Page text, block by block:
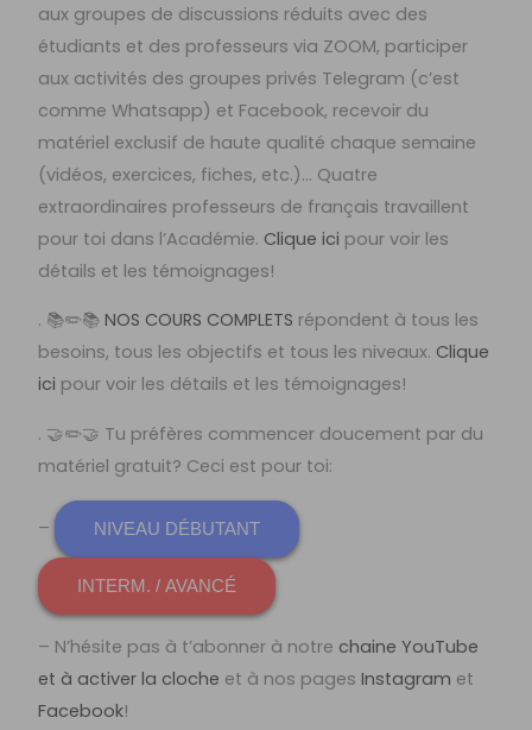
aux groupes de discussions réduits avec des
étudiants et des professeurs via ZOOM, participer
aux activités des groupes privés Telegram (c’est
comme Whatsapp) et Facebook, recevoir du
matériel exclusif de haute qualité chaque semaine
(vidéos, exercices, fiches, etc.)… Quatre
extraordinaires professeurs de français travaillent
pour toi dans l’Académie. Clique ici pour voir les
détails et les témoignages!
. 📚✏️📚NOS COURS COMPLETS répondent à tous les
besoins, tous les objectifs et tous les niveaux. Clique
ici pour voir les détails et les témoignages!
. 🤝✏️🤝 Tu préfères commencer doucement par du
matériel gratuit? Ceci est pour toi:
– NIVEAU DÉBUTANT
INTERM. / AVANCÉ
– N’hésite pas à t’abonner à notre chaine YouTube
et à activer la cloche et à nos pagesInstagram et
Facebook!